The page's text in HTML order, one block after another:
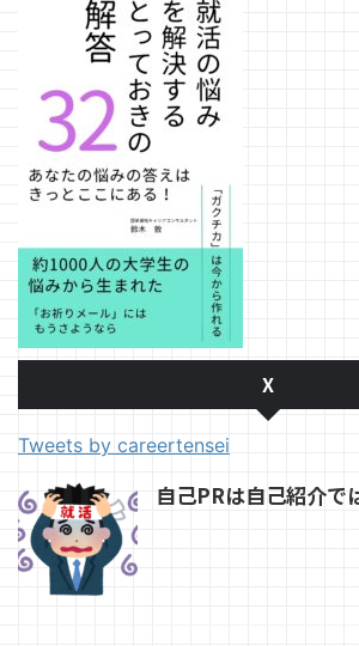
X
Tweets by careertensei
自己PRは自己紹介で